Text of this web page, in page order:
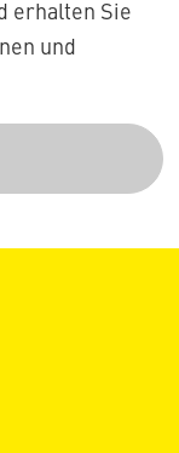
erhalten Sie
und